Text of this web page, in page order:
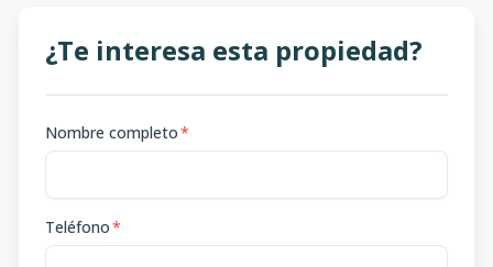
¿Te interesa esta propiedad?
Nombre completo*
Teléfono*